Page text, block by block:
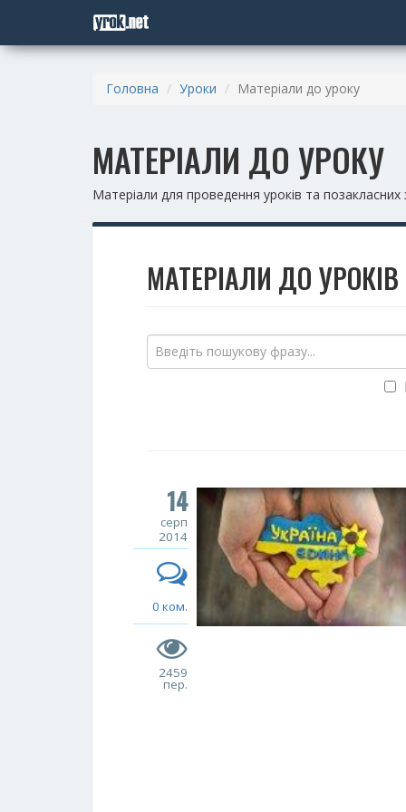
Головна Уроки Матеріали до уроку
МАТЕРІАЛИ ДО УРОКУ
Матеріали для проведення уроків та позакласних
МАТЕРІАЛИ ДО УРОКІВ
14
серп
2014
0 ком.
2459
пер.